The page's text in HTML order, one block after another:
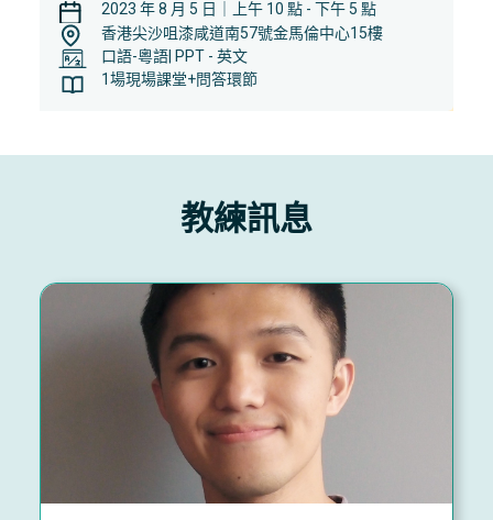
2023 年 8 月 5 日｜上午 10 點 - 下午 5 點
香港尖沙咀漆咸道南57號金馬倫中心15樓
口語-粵語| PPT - 英文
1場現場課堂+問答環節
教練訊息